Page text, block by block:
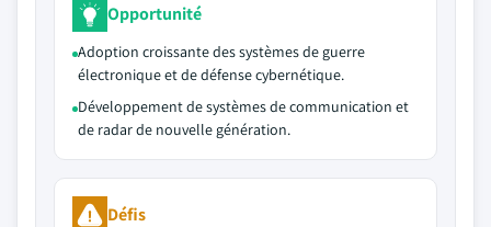
Opportunité
Adoption croissante des systèmes de guerre
électronique et de défense cybernétique.
Développement de systèmes de communication et
de radar de nouvelle génération.
Défis